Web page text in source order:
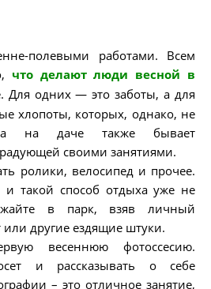
полевыми работами. Всем
что делают люди весной в
Для одних — это заботы, а для
хлопоты, которых, однако, не
на даче также бывает
своими занятиями.
ролики, велосипед и прочее.
и такой способ отдыха уже не
в парк, взяв личный
или другие ездящие штуки.
весеннюю фотоссесию.
и рассказывать о себе
– это отличное занятие,